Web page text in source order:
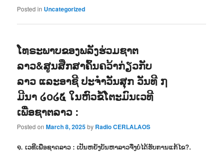
Posted in Uncategorized
ໂທຣະພາບຂອງພລັງຮ່ວມຊາຕ
ລາວ&ສູນສືກສາຄົ້ນຄວ້າກ່ຽວກັບ
ລາວ ແລະອາຊີ ປະຈຳວັນສຸກ ວັນທີ ໗
ມີນາ ໒໐໒໕ ໃນຫົວຂໍ້ໂຕະມົນເວທີ
ເພື່ອຊາຕລາວ :
Posted onMarch 8, 2025by Radio CERLALAOS
໑. ເວທີເພື່ອຊາດລາວ : ເປັນຫຍັງບັນຫາລາວຈື່ງບໍ່ໄດ້ຮັບການແກ້ໄຂ?.